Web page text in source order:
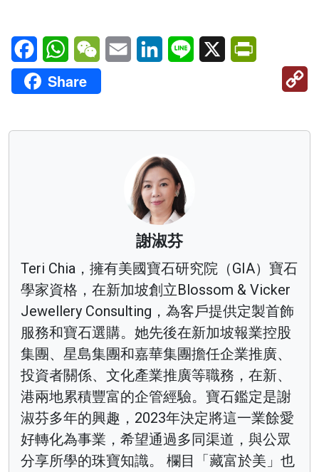
FacebookWhatsAppWeChatEmail LinkedInLine X
Share
謝淑芬
Teri Chia，擁有美國寶石研究院（GIA）寶石
學家資格，在新加坡創立Blossom & Vicker
Jewellery Consulting，為客戶提供定製首飾
服務和寶石選購。她先後在新加坡報業控股
集團、星島集團和嘉華集團擔任企業推廣、
投資者關係、文化產業推廣等職務，在新、
港兩地累積豐富的企管經驗。寶石鑑定是謝
淑芬多年的興趣，2023年決定將這一業餘愛
好轉化為事業，希望通過多同渠道，與公眾
分享所學的珠寶知識。 欄目「藏富於美」也